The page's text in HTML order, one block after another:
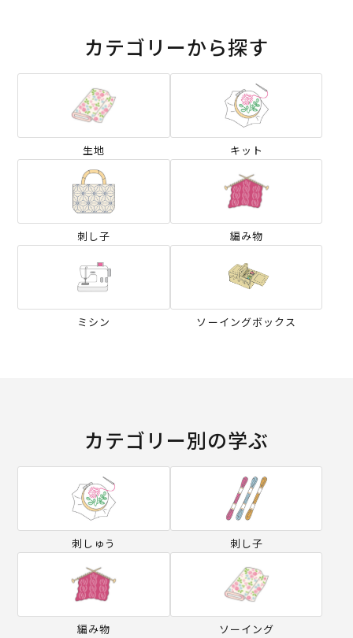
カテゴリーから探す
生地 キット
刺し子 編み物
ミシン ソーイングボックス
カテゴリー別の学ぶ
刺しゅう 刺し子
編み物 ソーイング